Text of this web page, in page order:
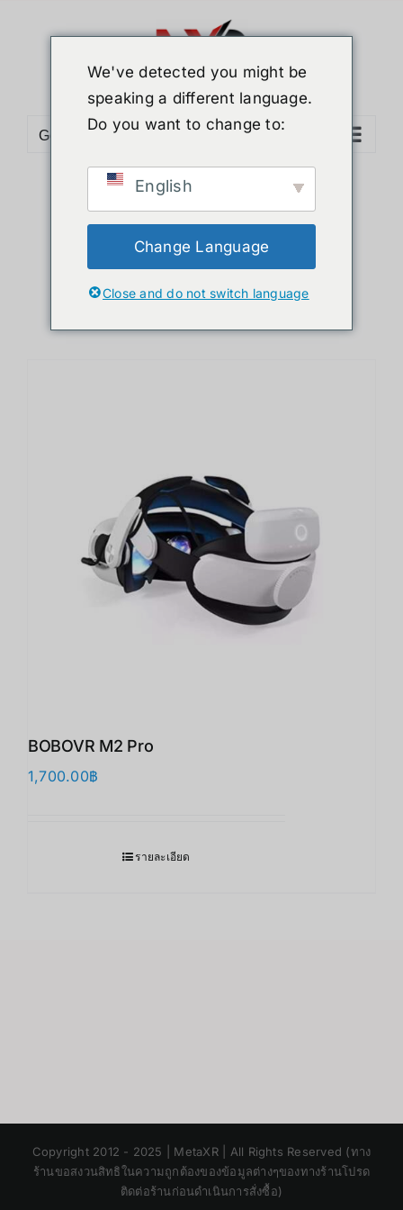
Go to...
Sort byPrice
Show24 Products
BOBOVR M2 Pro
1,700.00฿
รายละเอียด
Copyright 2012 - 2025 | MetaXR | All Rights Reserved (ทาง
ร้านขอสงวนสิทธิในความถูกต้องของข้อมูลต่างๆของทางร้านโปรด
ติดต่อร้านก่อนดำเนินการสั่งซื้อ)
We've detected you might be
speaking a different language.
Do you want to change to:
English
Change Language
Close and do not switch language
Chinese